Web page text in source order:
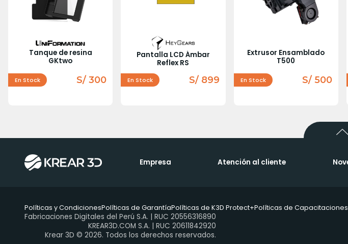
Tanque de resina
GKtwo
En Stock S/ 300
Pantalla LCD Ámbar
Reflex RS
En Stock S/ 899
Extrusor Ensamblado
T500
En Stock S/ 500
Empresa Atención al cliente
Políticas y CondicionesPolíticas de GarantíaPolíticas de K3D Protect+Políticas de Capacitaciones
Fabricaciones Digitales del Perú S.A. | RUC 20556316890
KREAR3D.COM S.A. | RUC 20611842920
Krear 3D © 2026. Todos los derechos reservados.